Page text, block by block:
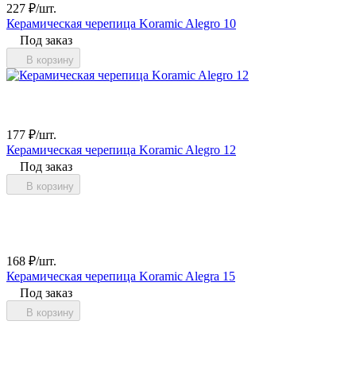
227 ₽/шт.
Керамическая черепица Koramic Alegro 10
Под заказ
В корзину
177 ₽/шт.
Керамическая черепица Koramic Alegro 12
Под заказ
В корзину
168 ₽/шт.
Керамическая черепица Koramic Alegra 15
Под заказ
В корзину